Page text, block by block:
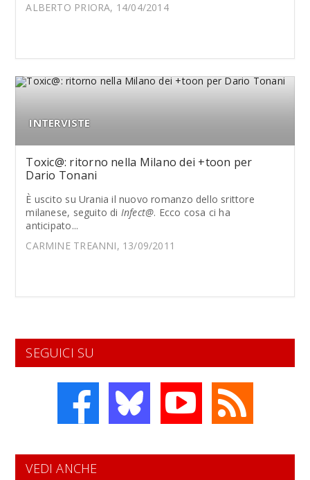
ALBERTO PRIORA, 14/04/2014
INTERVISTE
Toxic@: ritorno nella Milano dei +toon per
Dario Tonani
È uscito su Urania il nuovo romanzo dello srittore
milanese, seguito di Infect@. Ecco cosa ci ha
anticipato...
CARMINE TREANNI, 13/09/2011
SEGUICI SU
VEDI ANCHE